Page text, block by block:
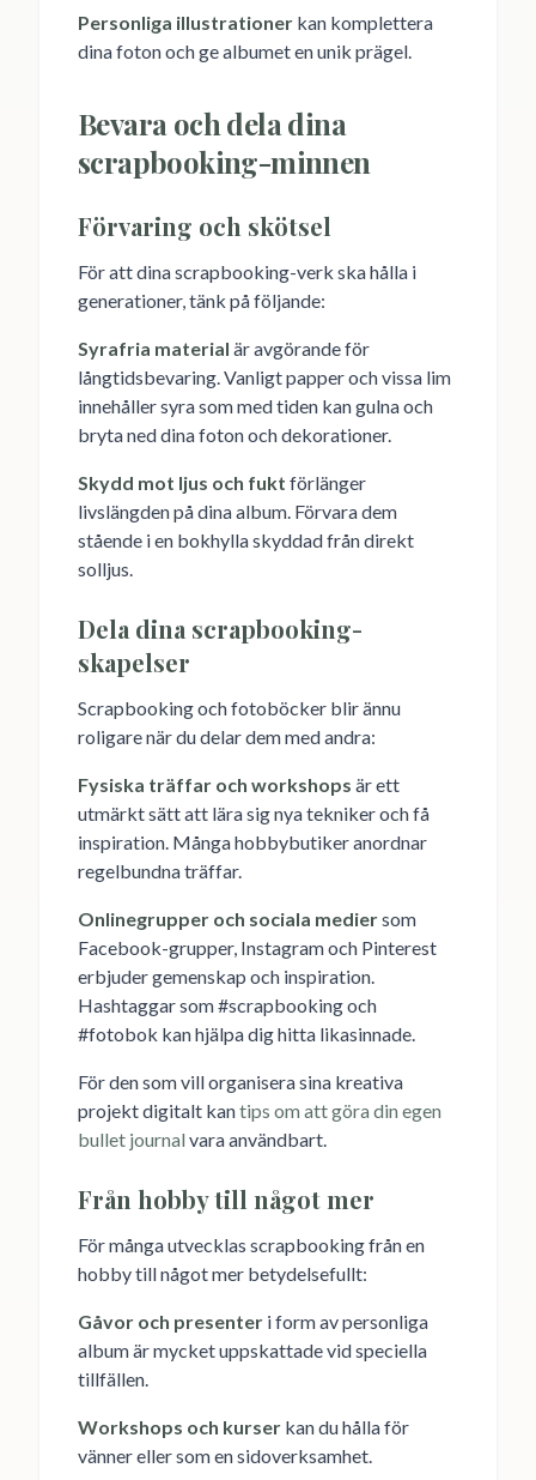
Personliga illustrationer kan komplettera
dina foton och ge albumet en unik prägel.
Bevara och dela dina
scrapbooking-minnen
Förvaring och skötsel
För att dina scrapbooking-verk ska hålla i
generationer, tänk på följande:
Syrafria material är avgörande för
långtidsbevaring. Vanligt papper och vissa lim
innehåller syra som med tiden kan gulna och
bryta ned dina foton och dekorationer.
Skydd mot ljus och fukt förlänger
livslängden på dina album. Förvara dem
stående i en bokhylla skyddad från direkt
solljus.
Dela dina scrapbooking-
skapelser
Scrapbooking och fotoböcker blir ännu
roligare när du delar dem med andra:
Fysiska träffar och workshops är ett
utmärkt sätt att lära sig nya tekniker och få
inspiration. Många hobbybutiker anordnar
regelbundna träffar.
Onlinegrupper och sociala mediersom
Facebook-grupper, Instagram och Pinterest
erbjuder gemenskap och inspiration.
Hashtaggar som #scrapbooking och
#fotobok kan hjälpa dig hitta likasinnade.
För den som vill organisera sina kreativa
projekt digitalt kantips om att göra din egen
bullet journal vara användbart.
Från hobby till något mer
För många utvecklas scrapbooking från en
hobby till något mer betydelsefullt:
Gåvor och presenter i form av personliga
album är mycket uppskattade vid speciella
tillfällen.
Workshops och kurser kan du hålla för
vänner eller som en sidoverksamhet.